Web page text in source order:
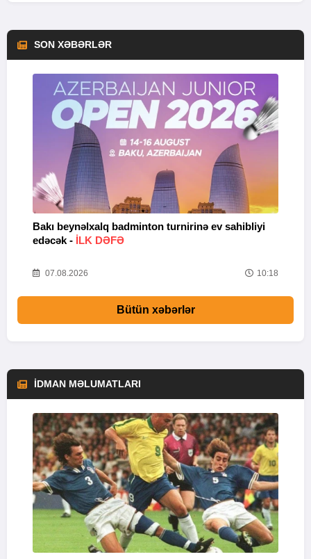
SON XƏBƏRLƏR
Bakı beynəlxalq badminton turnirinə ev sahibliyi
edəcək - İLK DƏFƏ
07.08.2026 10:18
Bütün xəbərlər
İDMAN MƏLUMATLARI